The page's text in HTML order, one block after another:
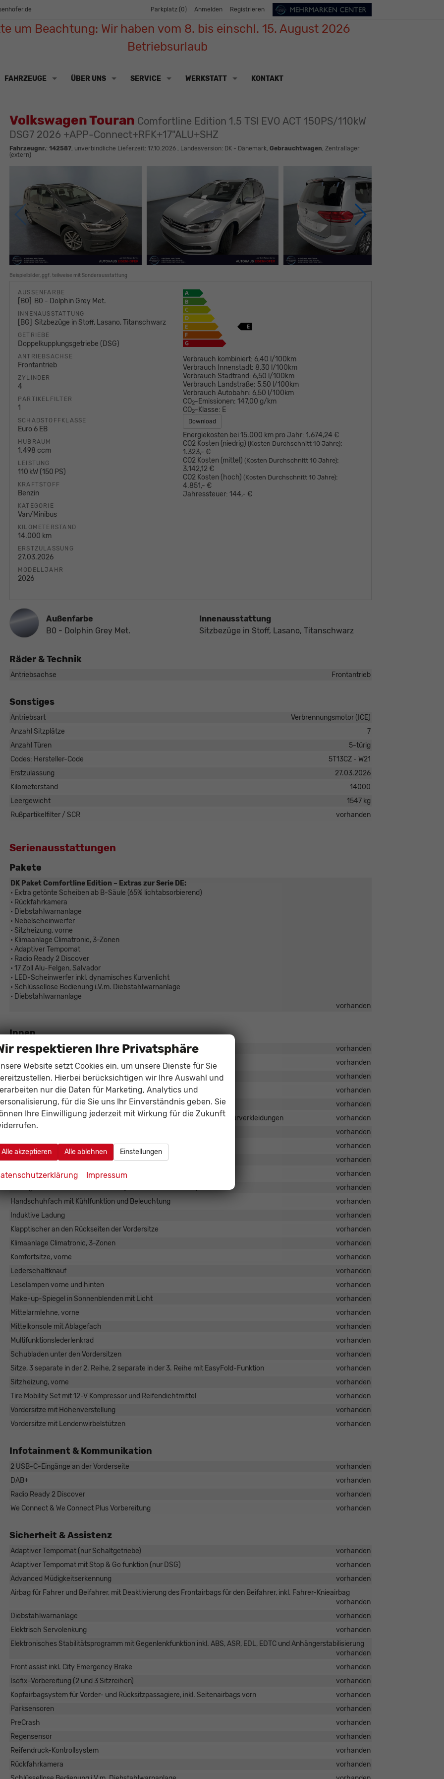
Parkplatz (0) Anmelden Registrieren
um Beachtung: Wir haben vom 8. bis einschl. 15. August 2026
Betriebsurlaub
FAHRZEUGE ÜBER UNS SERVICE WERKSTATT KONTAKT
Volkswagen Touran Comfortline Edition 1.5 TSI EVO ACT 150PS/110kW
DSG7 2026 +APP-Connect+RFK+17"ALU+SHZ
Fahrzeugnr.: 142587, unverbindliche Lieferzeit: 17.10.2026, Landesversion: DK - Dänemark, Gebrauchtwagen, Zentrallager
(extern)
Beispielbilder, ggf. teilweise mit Sonderausstattung
AUSSENFARBE
B0 B0 - Dolphin Grey Met.
INNENAUSSTATTUNG
BG Sitzbezüge in Stoff, Lasano, Titanschwarz
GETRIEBE
Doppelkupplungsgetriebe (DSG)
ANTRIEBSACHSE
Frontantrieb
ZYLINDER
4
PARTIKELFILTER
1
SCHADSTOFFKLASSE
Euro 6 EB
HUBRAUM
1.498 ccm
LEISTUNG
110 kW (150 PS)
KRAFTSTOFF
Benzin
KATEGORIE
Van/Minibus
KILOMETERSTAND
14.000 km
ERSTZULASSUNG
27.03.2026
MODELLJAHR
2026
Verbrauch kombiniert: 6,40 l/100km
Verbrauch Innenstadt: 8,30 l/100km
Verbrauch Stadtrand: 6,50 l/100km
Verbrauch Landstraße: 5,50 l/100km
Verbrauch Autobahn: 6,50 l/100km
CO2-Emissionen: 147,00 g/km
CO2-Klasse: E
Download
Energiekosten bei 15.000 km pro Jahr: 1.674,24 €
CO2 Kosten (niedrig) (Kosten Durchschnitt 10 Jahre):
1.323,- €
CO2 Kosten (mittel) (Kosten Durchschnitt 10 Jahre):
3.142,12 €
CO2 Kosten (hoch) (Kosten Durchschnitt 10 Jahre):
4.851,- €
Jahressteuer: 144,- €
Außenfarbe
B0 - Dolphin Grey Met.
Innenausstattung
Sitzbezüge in Stoff, Lasano, Titanschwarz
Räder & Technik
Antriebsachse Frontantrieb
Sonstiges
Antriebsart
Verbrennungsmotor (ICE)
Anzahl Sitzplätze
7
Anzahl Türen
5-türig
Codes: Hersteller-Code
5T13CZ - W21
Erstzulassung
27.03.2026
Kilometerstand
14000
Leergewicht
1547 kg
Rußpartikelfilter / SCR
vorhanden
Serienausstattungen
Pakete
DK Paket Comfortline Edition – Extras zur Serie DE:
• Extra getönte Scheiben ab B-Säule (65% lichtabsorbierend)
• Rückfahrkamera
• Diebstahlwarnanlage
• Nebelscheinwerfer
• Sitzheizung, vorne
• Klimaanlage Climatronic, 3-Zonen
• Adaptiver Tempomat
• Radio Ready 2 Discover
• 17 Zoll Alu-Felgen, Salvador
• LED-Scheinwerfer inkl. dynamisches Kurvenlicht
• Schlüssellose Bedienung i.V.m. Diebstahlwarnanlage
• Diebstahlwarnanlage
vorhanden
Innen
12-V-Steckdose, in der Mittelkonsole, hinten und im Gepäckraum
vorhanden
8 Lautsprecher
vorhanden
Ablagefach in der Dachkonsole
vorhanden
Automatisch abblendbarer Rückspiegel
vorhanden
Beifahrersitzlehne komplett umklappbar
vorhanden
Dekoreinlagen New Brushed Design für die Instrumententafel und die Türverkleidungen
vorhanden
vorhanden
Digital Cockpit
vorhanden
Elektrische Fenster
vorhanden
Elektronische Parkbremse mit Auto-Hold-Funktion
vorhanden
vorhanden
Handschuhfach mit Kühlfunktion und Beleuchtung
vorhanden
Induktive Ladung
vorhanden
Klapptischer an den Rückseiten der Vordersitze
vorhanden
Klimaanlage Climatronic, 3-Zonen
vorhanden
Komfortsitze, vorne
vorhanden
Lederschaltknauf
vorhanden
Leselampen vorne und hinten
vorhanden
Make-up-Spiegel in Sonnenblenden mit Licht
vorhanden
Mittelarmlehne, vorne
vorhanden
Mittelkonsole mit Ablagefach
vorhanden
Multifunktionslederlenkrad
vorhanden
Schubladen unter den Vordersitzen
vorhanden
Sitze, 3 separate in der 2. Reihe, 2 separate in der 3. Reihe mit EasyFold-Funktion
vorhanden
Sitzheizung, vorne
vorhanden
Tire Mobility Set mit 12-V Kompressor und Reifendichtmittel
vorhanden
Vordersitze mit Höhenverstellung
vorhanden
Vordersitze mit Lendenwirbelstützen
vorhanden
Infotainment & Kommunikation
2 USB-C-Eingänge an der Vorderseite
vorhanden
DAB+
vorhanden
Radio Ready 2 Discover
vorhanden
We Connect & We Connect Plus Vorbereitung
vorhanden
Sicherheit & Assistenz
Adaptiver Tempomat (nur Schaltgetriebe)
vorhanden
Adaptiver Tempomat mit Stop & Go funktion (nur DSG)
vorhanden
Advanced Müdigkeitserkennung
vorhanden
Airbag für Fahrer und Beifahrer, mit Deaktivierung des Frontairbags für den Beifahrer, inkl. Fahrer-Knieairbag
vorhanden
Diebstahlwarnanlage
vorhanden
Elektrisch Servolenkung
vorhanden
Elektronisches Stabilitätsprogramm mit Gegenlenkfunktion inkl. ABS, ASR, EDL, EDTC und Anhängerstabilisierung
vorhanden
Front assist inkl. City Emergency Brake
vorhanden
Isofix-Vorbereitung (2 und 3 Sitzreihen)
vorhanden
Kopfairbagsystem für Vorder- und Rücksitzpassagiere, inkl. Seitenairbags vorn
vorhanden
Parksensoren
vorhanden
PreCrash
vorhanden
Regensensor
vorhanden
Reifendruck-Kontrollsystem
vorhanden
Rückfahrkamera
vorhanden
respektieren Ihre Privatsphäre
Website setzt Cookies ein, um unsere Dienste für Sie
Hierbei berücksichtigen wir Ihre Auswahl und
nur die Daten für Marketing, Analytics und
für die Sie uns Ihr Einverständnis geben. Sie
Ihre Einwilligung jederzeit mit Wirkung für die Zukunft
Alle akzeptieren Alle ablehnen Einstellungen
Impressum